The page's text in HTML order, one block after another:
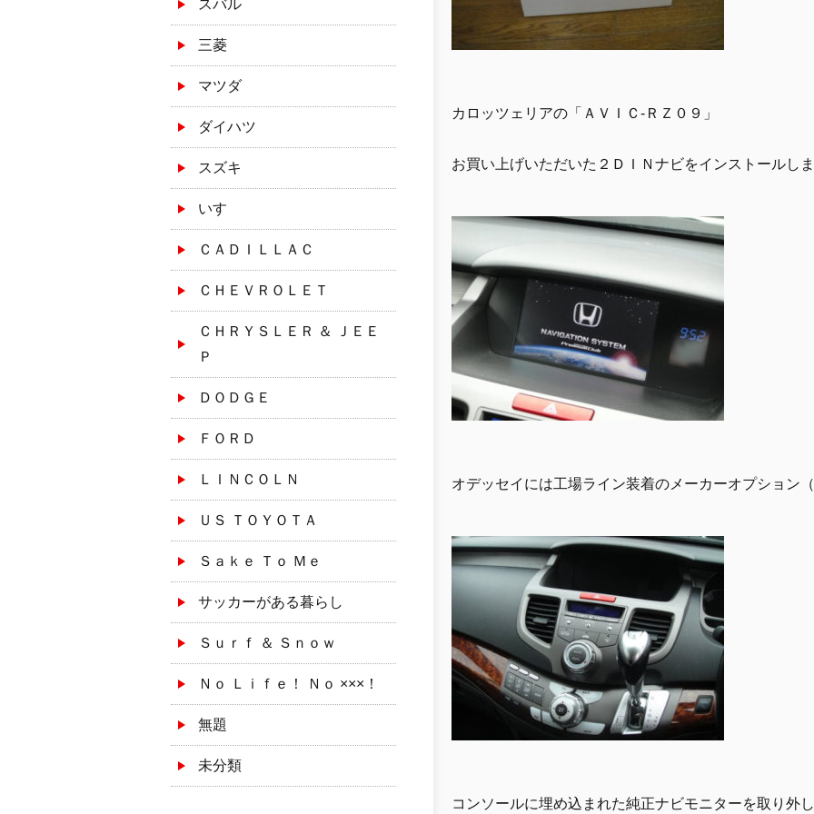
スバル
三菱
マツダ
ダイハツ
スズキ
いすゞ
ＣＡＤＩＬＬＡＣ
ＣＨＥＶＲＯＬＥＴ
ＣＨＲＹＳＬＥＲ ＆ ＪＥＥ
Ｐ
ＤＯＤＧＥ
ＦＯＲＤ
ＬＩＮＣＯＬＮ
ＵＳ ＴＯＹＯＴＡ
Ｓａｋｅ Ｔｏ Ｍｅ
サッカーがある暮らし
Ｓｕｒｆ ＆ Ｓｎｏｗ
Ｎｏ Ｌｉｆｅ！ Ｎｏ ×××！
無題
未分類
カロッツェリアの「ＡＶＩＣ-ＲＺ０９」
お買い上げいただいた２ＤＩＮナビをインストールし
オデッセイには工場ライン装着のメーカーオプション
コンソールに埋め込まれた純正ナビモニターを取り外